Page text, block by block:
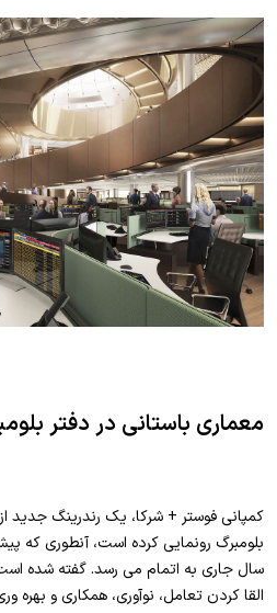
معماری باستانی در دفتر
کمپانی فوستر + شرکا، یک رندرینگ جدید
بلومبرگ رونمایی کرده است، آنطوری که
سال جاری به اتمام می رسد. گفته شده
القا کردن تعامل، نوآوری، همکاری و